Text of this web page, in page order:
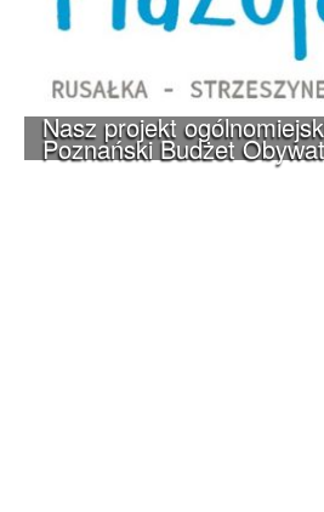
Nasz projekt
Poznański Budżet